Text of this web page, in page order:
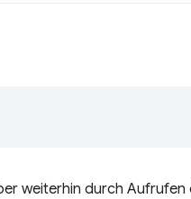
weiterhin durch Aufrufen